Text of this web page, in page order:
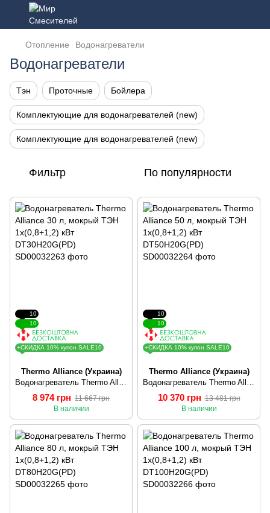
Отопление Водонагреватели
Водонагреватели
Тэн Проточные Бойлера
Комплектующие для водонагревателей (new)
Комплектующие для водонагревателей (new)
Фильтр По популярности
10
10
+СКИДКА 10% купон SALE10
Thermo Alliance (Украина)
Водонагреватель Thermo Alliance 30 л, мокрый ТЭН 1х(0,8+1,2) кВт DT30H20G(PD)
8 974 грн 11 667 грн
В наличии
10
10
+СКИДКА 10% купон SALE10
Thermo Alliance (Украина)
Водонагреватель Thermo Alliance 50 л, мокрый ТЭН 1х(0,8+1,2) кВт DT50H20G(PD)
10 370 грн 13 481 грн
В наличии